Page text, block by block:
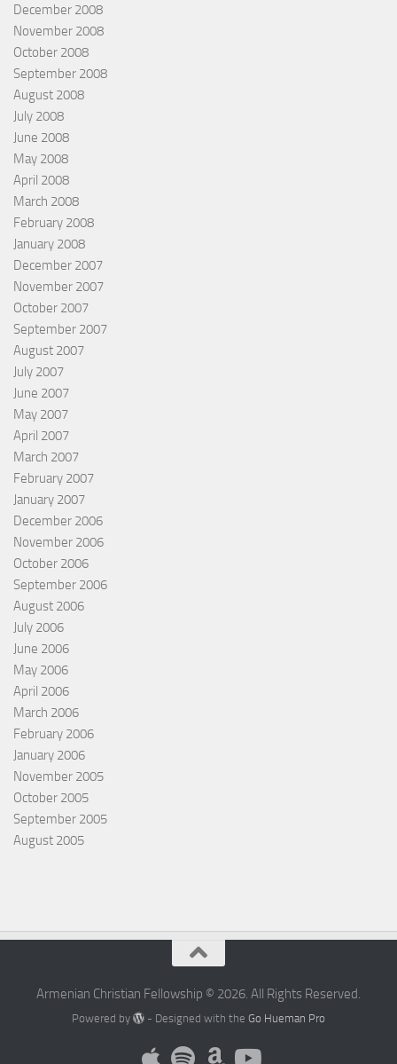
December 2008
November 2008
October 2008
September 2008
August 2008
July 2008
June 2008
May 2008
April 2008
March 2008
February 2008
January 2008
December 2007
November 2007
October 2007
September 2007
August 2007
July 2007
June 2007
May 2007
April 2007
March 2007
February 2007
January 2007
December 2006
November 2006
October 2006
September 2006
August 2006
July 2006
June 2006
May 2006
April 2006
March 2006
February 2006
January 2006
November 2005
October 2005
September 2005
August 2005
Armenian Christian Fellowship © 2026. All Rights Reserved.
Powered by - Designed with theGo Hueman Pro